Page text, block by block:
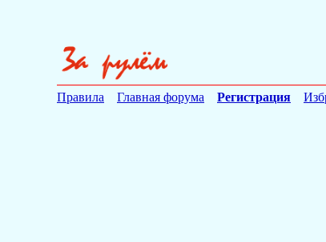
Правила Главная форума Регистрация